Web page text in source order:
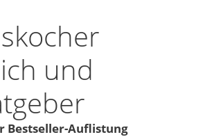
und
Bestseller-Auflistung